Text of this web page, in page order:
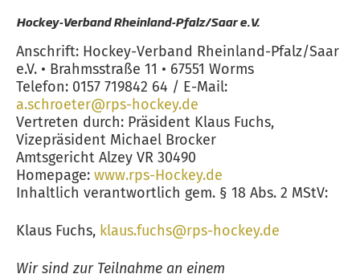
Hockey-Verband Rheinland-Pfalz/Saar e.V.
Anschrift: Hockey-Verband Rheinland-Pfalz/Saar
e.V. • Brahmsstraße 11 • 67551 Worms
Telefon: 0157 719842 64 / E-Mail:
a.schroeter@rps-hockey.de
Vertreten durch: Präsident Klaus Fuchs,
Vizepräsident Michael Brocker
Amtsgericht Alzey VR 30490
Homepage: www.rps-Hockey.de
Inhaltlich verantwortlich gem. § 18 Abs. 2 MStV:
Klaus Fuchs, klaus.fuchs@rps-hockey.de
Wir sind zur Teilnahme an einem